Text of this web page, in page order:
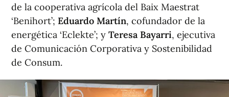
de la cooperativa agrícola del Baix Maestrat
‘Benihort’; Eduardo Martín, cofundador de la
energética ‘Eclekte’; y Teresa Bayarri, ejecutiva
de Comunicación Corporativa y Sostenibilidad
de Consum.